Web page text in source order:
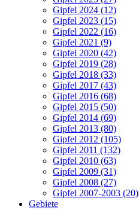
Gipfel 2024 (12)
Gipfel 2023 (15)
Gipfel 2022 (16)
Gipfel 2021 (9)
Gipfel 2020 (42)
Gipfel 2019 (28)
Gipfel 2018 (33)
Gipfel 2017 (43)
Gipfel 2016 (68)
Gipfel 2015 (50)
Gipfel 2014 (69)
Gipfel 2013 (80)
Gipfel 2012 (105)
Gipfel 2011 (132)
Gipfel 2010 (63)
Gipfel 2009 (31)
Gipfel 2008 (27)
Gipfel 2007-2003 (20)
Gebiete